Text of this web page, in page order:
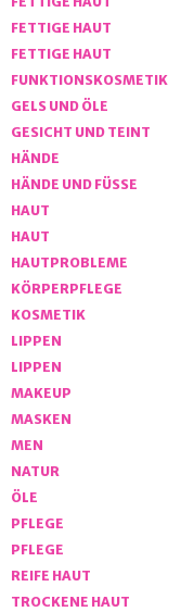
FETTIGE HAUT
FETTIGE HAUT
FUNKTIONSKOSMETIK
GELS UND ÖLE
GESICHT UND TEINT
HÄNDE
HÄNDE UND FÜSSE
HAUT
HAUT
HAUTPROBLEME
KÖRPERPFLEGE
KOSMETIK
LIPPEN
LIPPEN
MAKEUP
MASKEN
MEN
NATUR
ÖLE
PFLEGE
PFLEGE
REIFE HAUT
TROCKENE HAUT